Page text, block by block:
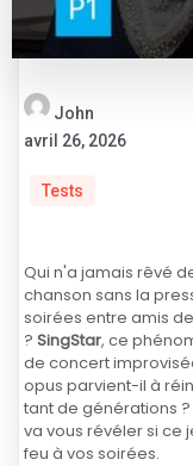
John
avril 26, 2026
Tests
Qui n'a jamais rêvé
chanson sans la
soirées entre amis
? SingStar, ce
de concert
opus parvient-il à
tant de générations
va vous révéler si ce
feu à vos soirées.